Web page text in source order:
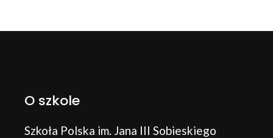
O szkole
Szkoła Polska im. Jana III Sobieskiego